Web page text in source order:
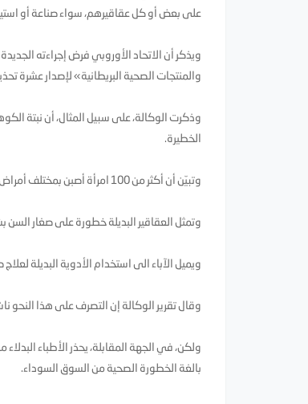
على بعض أو كل عقاقيرهم، سواء صناعة أو استيرادا.
ويذكر أن الاتحاد الأوروبي فرض إجراءته
والمنتجات الصحية البريطانية» لإصدار عشرة
وذكرت الوكالة، على سبيل المثال، أن نبتة
الخطيرة.
وتبيّن أن أكثر من 100 امرأة أصبن بمختلف أمراض الكليتين في بلجيكا بعد تعاطيهن أعشاب قيل إنها تساعد على تقليل الوزن.
وتمثل العقاقير البديلة خطورة على صغار
ويميل الآباء الى استخدام الأدوية البديلة
وقال تقرير الوكالة إن التصرف على هذا النحو
ولكن، في الجهة المقابلة، يحذر الأطباء
بالغة الخطورة الصحية من السوق السوداء.